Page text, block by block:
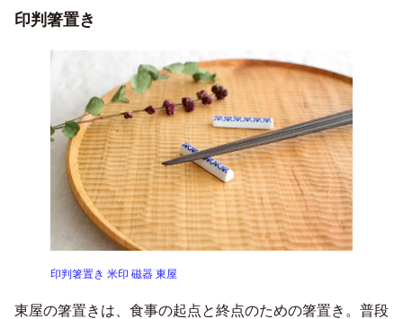
印判箸置き
印判箸置き 米印 磁器 東屋
東屋の箸置きは、食事の起点と終点のための箸置き。普段